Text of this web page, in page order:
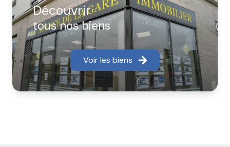
Découvrir
tous nos biens
Voir les biens
expérience afin de vous apporter la réactivité qu'il se
doit.
Nos agences interviennent sur les communes de
Louvres, Puiseux en France, Marly la Ville, Fosses,
Survilliers, Vémars, Villeron, Saint Witz, Fontenay en
Parisis, Mareil en France, Bellefontaine,Moussy le Neuf,
Moussy le Vieux, La Chapelle en Serval, Orry la Ville,